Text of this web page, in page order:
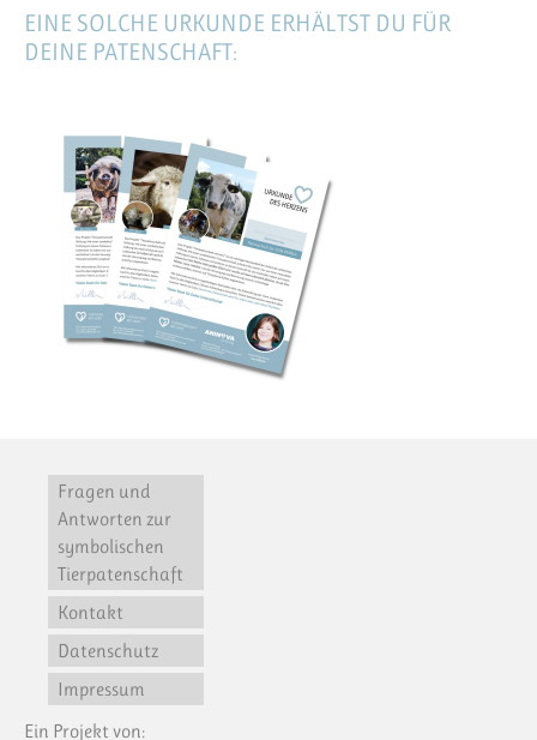
EINE SOLCHE URKUNDE ERHÄLTST DU FÜR
DEINE PATENSCHAFT:
Fragen und
Antworten zur
symbolischen
Tierpatenschaft
Kontakt
Datenschutz
Impressum
Ein Projekt von: